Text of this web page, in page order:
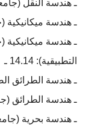
ـ هندسة النقل (جامعة
ـ هندسة ميكانيكية
التطبيقية): 14.14 ـ
ـ هندسة الطرائق
ـ هندسة الطرائق (جامعة
ـ هندسة بحرية (جامعة